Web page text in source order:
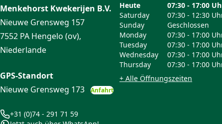
Menkehorst Kwekerijen B.V.
Nieuwe Grensweg 157
7552 PA Hengelo (ov),
Niederlande
GPS-Standort
Nieuwe Grensweg 173
Anfahrt
+31 (0)74 - 291 71 59
Heute
07:30 - 17:00
Saturday
07:30 - 12:30
Sunday
Geschlossen
Monday
07:30 - 17:00
Tuesday
07:30 - 17:00
Wednesday
07:30 - 17:00
Thursday
07:30 - 17:00
+ Alle Öffnungszeiten